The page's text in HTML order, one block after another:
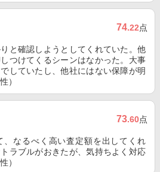
74.22点
と確認しようとしてくれていた。他
つけてくるシーンはなかった。大事
していたし、他社にはない保障が明
）
73.60点
、なるべく高い査定額を出してくれ
ラブルがおきたが、気持ちよく対応
）